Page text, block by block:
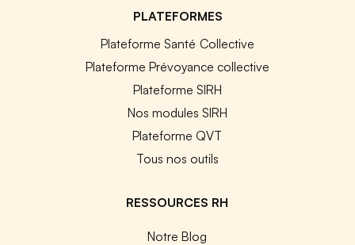
PLATEFORMES
Plateforme Santé Collective
Plateforme Prévoyance collective
Plateforme SIRH
Nos modules SIRH
Plateforme QVT
Tous nos outils
RESSOURCES RH
Notre Blog